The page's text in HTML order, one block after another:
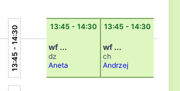
13:45 - 14:30 13:45 - 14:30
wf ...
dz
Aneta
13:45 - 14:30
wf ...
ch
Andrzej